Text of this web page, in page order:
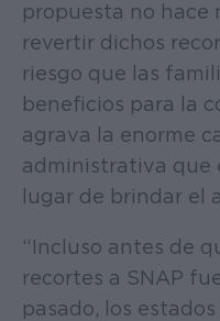
propuesta no hace
revertir dichos
riesgo que las
beneficios para la
agrava la enorme
administrativa que
lugar de brindar el
“Incluso antes de
recortes a SNAP
pasado, los